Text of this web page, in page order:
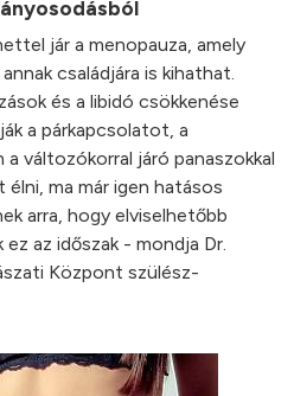
jár a menopauza, amely
családjára is kihathat.
és a libidó csökkenése
a párkapcsolatot, a
változókorral járó panaszokkal
ma már igen hatásos
arra, hogy elviselhetőbb
az időszak - mondja Dr.
Központ szülész-